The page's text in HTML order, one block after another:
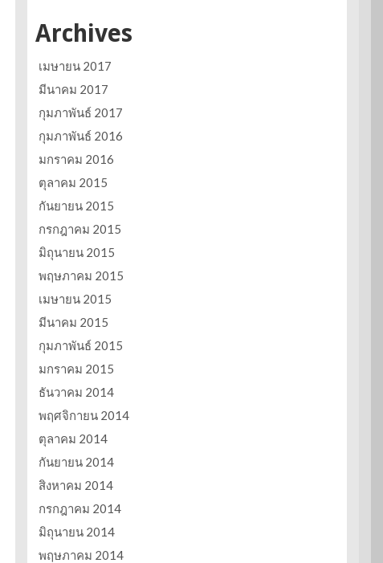
Archives
เมษายน 2017
มีนาคม 2017
กุมภาพันธ์ 2017
กุมภาพันธ์ 2016
มกราคม 2016
ตุลาคม 2015
กันยายน 2015
กรกฎาคม 2015
มิถุนายน 2015
พฤษภาคม 2015
เมษายน 2015
มีนาคม 2015
กุมภาพันธ์ 2015
มกราคม 2015
ธันวาคม 2014
พฤศจิกายน 2014
ตุลาคม 2014
กันยายน 2014
สิงหาคม 2014
กรกฎาคม 2014
มิถุนายน 2014
พฤษภาคม 2014